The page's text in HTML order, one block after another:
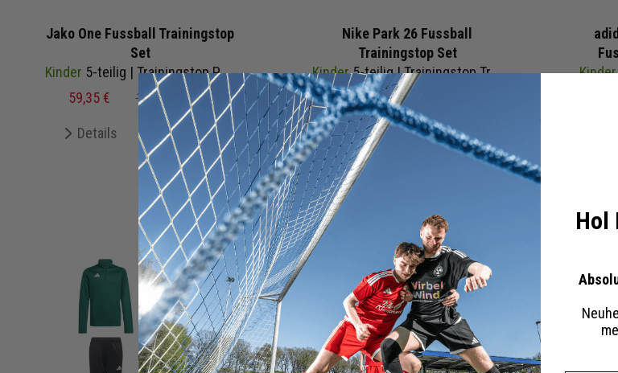
Jako One Fussball Trainingstop
Set
Kinder 5-teilig | Trainingstop Polyesterhose T-Shirt Short Sockenstutzen | Fußball Komplettset
59,35 €
107,95 € UVP
Details Merken
+ 19 Interessenten
Nike Park 26 Fussball
Trainingstop Set
Kinder5-teilig | Trainingstop Trainingshose Trainingsshirt Short Fussballsocken | Fußball Komplettset
59,76 €
104,95 €
Details Merken
+ 7 Interessenten
Kinder
Hol